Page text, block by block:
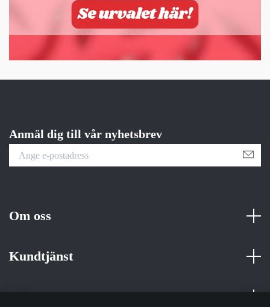
Anmäl dig till vår nyhetsbrev
Om oss
Kundtjänst